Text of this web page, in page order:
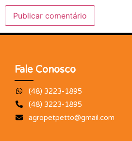
Fale Conosco
(48) 3223-1895
(48) 3223-1895
agropetpetto@gmail.com